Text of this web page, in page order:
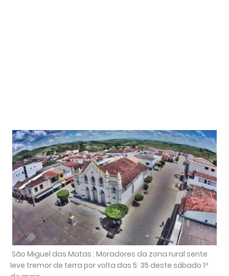
São Miguel das Matas : Moradores da zona rural sente
leve tremor de terra por volta das 5: 35 deste sábado 1º